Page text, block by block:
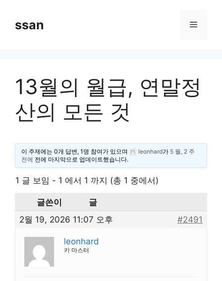
contentssan Menu
13월의 월급, 연말정
산의 모든 것
이 주제에는 0개 답변, 1명 참여가 있으며 leonhard가 5 월, 2 주
전에 전에 마지막으로 업데이트했습니다.
1 글 보임 - 1 에서 1 까지 (총 1 중에서)
글쓴이
글
2월 19, 2026 11:07 오후
#2491
leonhard
키 마스터